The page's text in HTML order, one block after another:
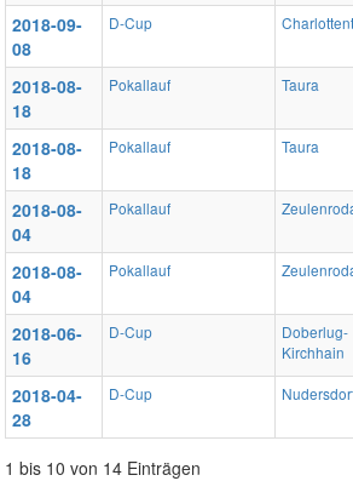
2018-09-
08
D-Cup
2018-08-
18
Pokallauf Taura
2018-08-
18
Pokallauf Taura
2018-08-
04
Pokallauf
2018-08-
04
Pokallauf
2018-06-
16
D-Cup
Doberlug-
Kirchhain
2018-04-
28
D-Cup
1 bis 10 von 14 Einträgen